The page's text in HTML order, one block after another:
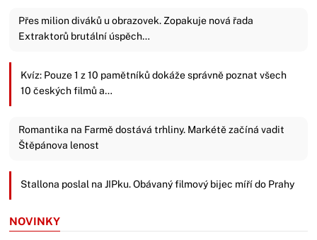
Přes milion diváků u obrazovek. Zopakuje nová řada
Extraktorů brutální úspěch…
Kvíz: Pouze 1 z 10 pamětníků dokáže správně poznat všech
10 českých filmů a…
Romantika na Farmě dostává trhliny. Markétě začíná vadit
Štěpánova lenost
Stallona poslal na JIPku. Obávaný filmový bijec míří do Prahy
NOVINKY